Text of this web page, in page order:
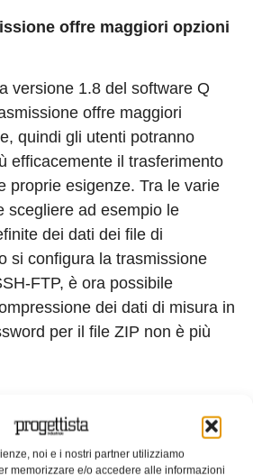
noi e i nostri partner utilizziamo
memorizzare e/o accedere alle informazioni
offre maggiori opzioni
versione 1.8 del software Q
offre maggiori
quindi gli utenti potranno
efficacemente il trasferimento
proprie esigenze. Tra le varie
scegliere ad esempio le
dei dati dei file di
si configura la trasmissione
FTP, è ora possibile
dei dati di misura in
per il file ZIP non è più
energetici
Qundis Smart Metering